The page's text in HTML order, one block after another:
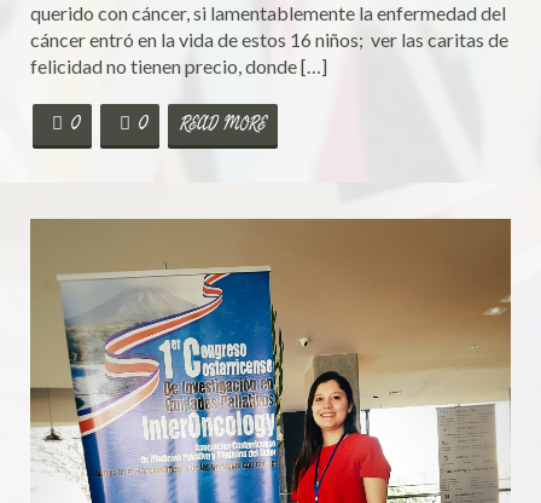
querido con cáncer, si lamentablemente la enfermedad del
cáncer entró en la vida de estos 16 niños; ver las caritas de
felicidad no tienen precio, donde […]
0 0 READ MORE